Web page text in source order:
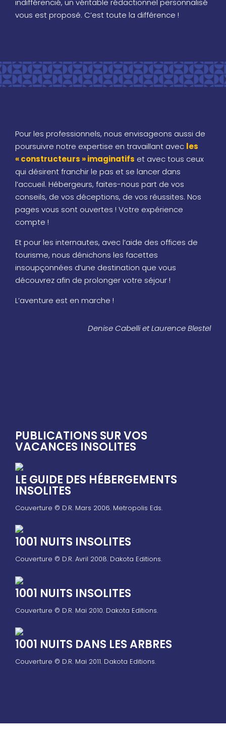
indifférencié, un véritable rédactionnel personnalisé
vous est proposé. C’est toute la différence !
Pour les professionnels, nous envisageons aussi de
poursuivre notre expertise en travaillant avec les
« constructeurs » imaginatifs et avec tous ceux
qui désirent franchir le pas et se lancer dans
l’accueil. Hébergeurs, faites-nous part de vos
conseils, de vos déceptions, de vos réussites. Nos
pages vous sont ouvertes ! Votre expérience
compte !
Et pour les internautes, avec l’aide des offices de
tourisme, nous dénichons les facettes
insoupçonnées d’une destination que vous
découvrez afin de prolonger votre séjour !
L’aventure est en marche !
Denise Cabelli et Laurence Blestel
PUBLICATIONS SUR VOS
VACANCES INSOLITES
LE GUIDE DES HÉBERGEMENTS
INSOLITES
Couverture © D.R. Mars 2006. Metropolis Eds.
1001 NUITS INSOLITES
Couverture © D.R. Avril 2008. Dakota Editions.
1001 NUITS INSOLITES
Couverture © D.R. Mai 2010. Dakota Editions.
1001 NUITS DANS LES ARBRES
Couverture © D.R. Mai 2011. Dakota Editions.